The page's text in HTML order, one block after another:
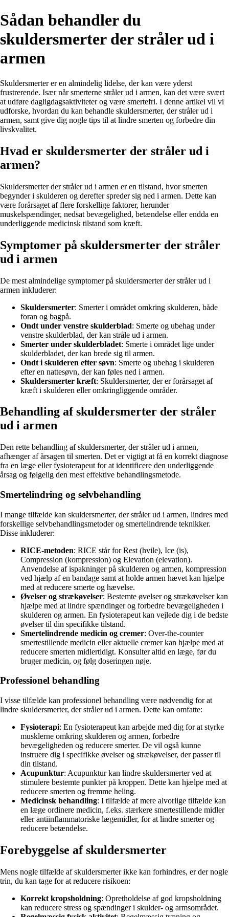
Sådan behandler du
skuldersmerter der stråler ud i
armen
Skuldersmerter er en almindelig lidelse, der kan være yderst
frustrerende. Især når smerterne stråler ud i armen, kan det være svært
at udføre dagligdagsaktiviteter og være smertefri. I denne artikel vil vi
udforske, hvordan du kan behandle skuldersmerter, der stråler ud i
armen, samt give dig nogle tips til at lindre smerten og forbedre din
livskvalitet.
Hvad er skuldersmerter der stråler ud i
armen?
Skuldersmerter der stråler ud i armen er en tilstand, hvor smerten
begynder i skulderen og derefter spreder sig ned i armen. Dette kan
være forårsaget af flere forskellige faktorer, herunder
muskelspændinger, nedsat bevægelighed, betændelse eller endda en
underliggende medicinsk tilstand som kræft.
Symptomer på skuldersmerter der stråler
ud i armen
De mest almindelige symptomer på skuldersmerter der stråler ud i
armen inkluderer:
Skuldersmerter: Smerter i området omkring skulderen, både
foran og bagpå.
Ondt under venstre skulderblad: Smerte og ubehag under
venstre skulderblad, der kan stråle ud i armen.
Smerter under skulderbladet: Smerte i området lige under
skulderbladet, der kan brede sig til armen.
Ondt i skulderen efter søvn: Smerte og ubehag i skulderen
efter en nattesøvn, der kan føles ned i armen.
Skuldersmerter kræft: Skuldersmerter, der er forårsaget af
kræft i skulderen eller omkringliggende områder.
Behandling af skuldersmerter der stråler
ud i armen
Den rette behandling af skuldersmerter, der stråler ud i armen,
afhænger af årsagen til smerten. Det er vigtigt at få en korrekt diagnose
fra en læge eller fysioterapeut for at identificere den underliggende
årsag og følgelig den mest effektive behandlingsmetode.
Smertelindring og selvbehandling
I mange tilfælde kan skuldersmerter, der stråler ud i armen, lindres med
forskellige selvbehandlingsmetoder og smertelindrende teknikker.
Disse inkluderer:
RICE-metoden: RICE står for Rest (hvile), Ice (is),
Compression (kompression) og Elevation (elevation).
Anvendelse af ispakninger på skulderen og armen, kompression
ved hjælp af en bandage samt at holde armen hævet kan hjælpe
med at reducere smerte og hævelse.
Øvelser og strækøvelser: Bestemte øvelser og strækøvelser kan
hjælpe med at lindre spændinger og forbedre bevægeligheden i
skulderen og armen. En fysioterapeut kan vejlede dig i de bedste
øvelser til din specifikke tilstand.
Smertelindrende medicin og cremer: Over-the-counter
smertestillende medicin eller aktuelle cremer kan hjælpe med at
reducere smerten midlertidigt. Konsulter altid en læge, før du
bruger medicin, og følg doseringen nøje.
Professionel behandling
I visse tilfælde kan professionel behandling være nødvendig for at
lindre skuldersmerter, der stråler ud i armen. Dette kan omfatte:
Fysioterapi: En fysioterapeut kan arbejde med dig for at styrke
musklerne omkring skulderen og armen, forbedre
bevægeligheden og reducere smerter. De vil også kunne
instruere dig i specifikke øvelser og strækøvelser, der passer til
din tilstand.
Acupunktur: Acupunktur kan lindre skuldersmerter ved at
stimulere bestemte punkter på kroppen. Dette kan hjælpe med at
reducere smerten og fremme heling.
Medicinsk behandling: I tilfælde af mere alvorlige tilfælde kan
en læge ordinere medicin, f.eks. stærkere smertestillende midler
eller antiinflammatoriske lægemidler, for at lindre smerter og
reducere betændelse.
Forebyggelse af skuldersmerter
Mens nogle tilfælde af skuldersmerter ikke kan forhindres, er der nogle
trin, du kan tage for at reducere risikoen:
Korrekt kropsholdning: Opretholdelse af god kropsholdning
kan reducere stress og spændinger i skulder- og armsområdet.